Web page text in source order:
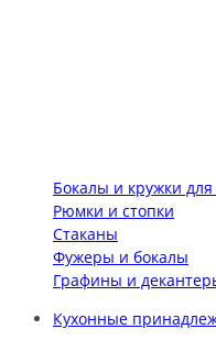
Бокалы и кружки
Рюмки и стопки
Стаканы
Фужеры и бокалы
Графины и
Кухонные